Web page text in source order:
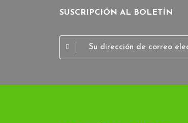
SUSCRIPCIÓN AL BOLETÍN